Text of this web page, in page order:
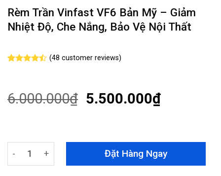
Rèm Trần Vinfast VF6 Bản Mỹ – Giảm
Nhiệt Độ, Che Nắng, Bảo Vệ Nội Thất
based on
customer
(48 customer reviews)
6.000.000₫ 5.500.000₫
Rèm Trần Vinfast VF6 Bản Mỹ - Giảm Nhiệt Độ, Che
Đặt Hàng Ngay